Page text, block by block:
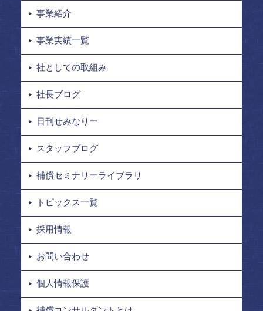
事業紹介
事業実績一覧
社としての取組み
社長ブログ
日刊せみなりー
スタッフブログ
補償セミナリーライブラリ
トピックス一覧
採用情報
お問い合わせ
個人情報保護